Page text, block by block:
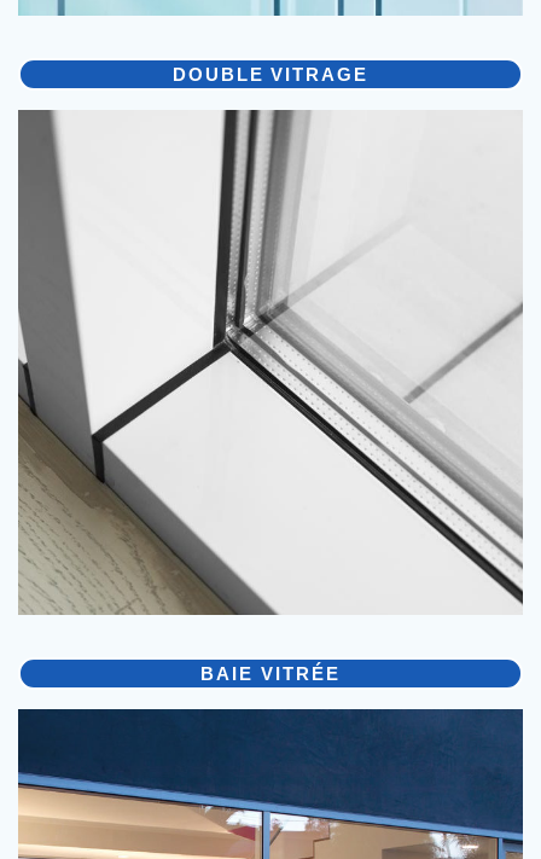
DOUBLE VITRAGE
BAIE VITRÉE